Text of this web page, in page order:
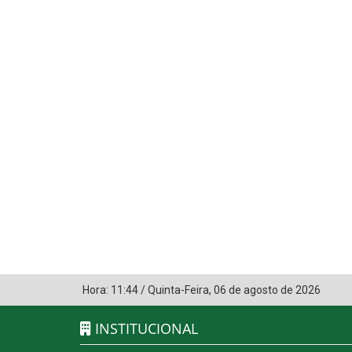
Hora: 11:44/Quinta-Feira, 06 de agosto de 2026
INSTITUCIONAL